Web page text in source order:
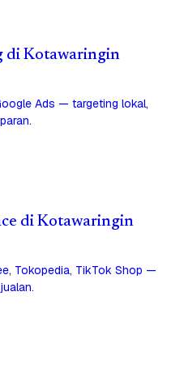
di Kotawaringin
Ads — targeting lokal,
di Kotawaringin
Tokopedia, TikTok Shop —